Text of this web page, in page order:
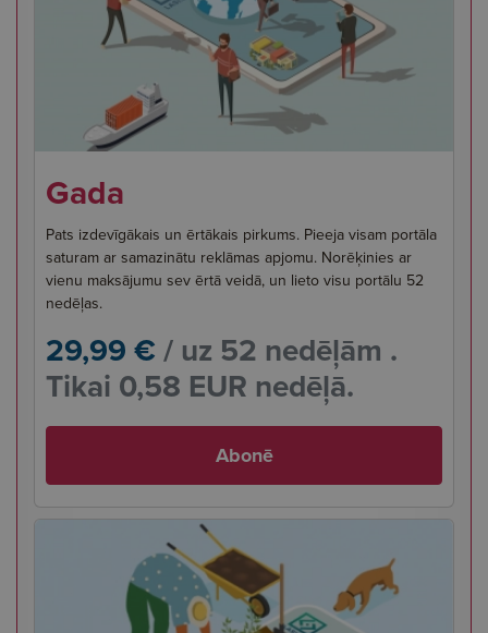
Gada
Pats izdevīgākais un ērtākais pirkums. Pieeja visam portāla
saturam ar samazinātu reklāmas apjomu. Norēķinies ar
vienu maksājumu sev ērtā veidā, un lieto visu portālu 52
nedēļas.
29,99 €/ uz 52 nedēļām .
Tikai 0,58 EUR nedēļā.
Abonē